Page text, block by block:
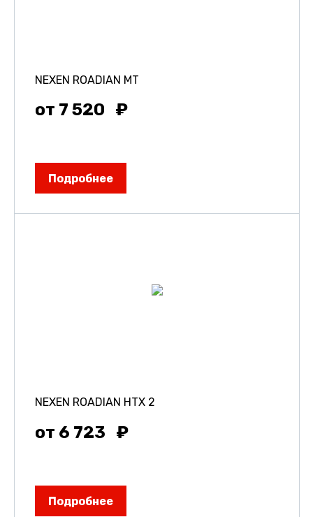
NEXEN ROADIAN MT
от 7 520
Подробнее
NEXEN ROADIAN HTX 2
от 6 723
Подробнее